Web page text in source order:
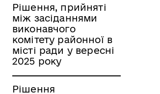
Рішення, прийняті
між засіданнями
виконавчого
комітету районної в
місті ради у вересні
2025 року
Рішення